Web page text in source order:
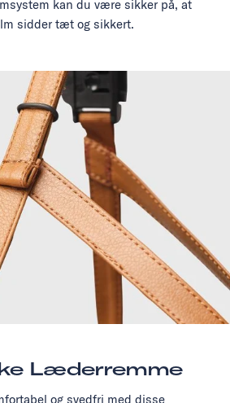
kan du være sikker på, at
sidder tæt og sikkert.
Læderremme
og svedfri med disse